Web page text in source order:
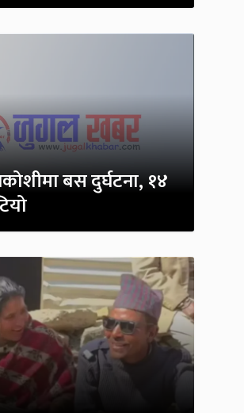
बस दुर्घटना, १४